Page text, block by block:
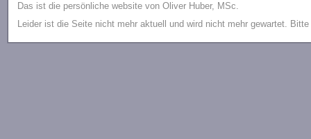
Das ist die persönliche website von Oliver Huber, MSc.
Leider ist die Seite nicht mehr aktuell und wird nicht mehr gewartet.